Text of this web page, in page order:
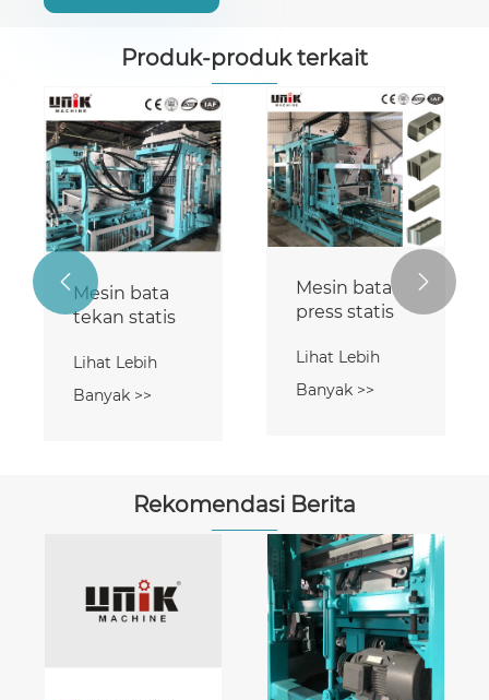
Produk-produk terkait
Mesin bata
tekan statis
Lihat Lebih
Banyak >>
Mesin bata
press statis
Lihat Lebih
Banyak >>
 
Rekomendasi Berita